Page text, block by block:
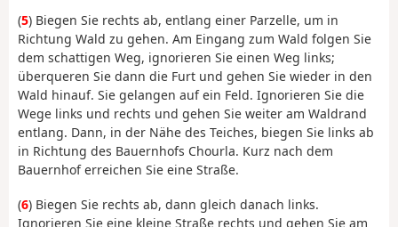
(5) Biegen Sie rechts ab, entlang einer Parzelle, um in
Richtung Wald zu gehen. Am Eingang zum Wald folgen Sie
dem schattigen Weg, ignorieren Sie einen Weg links;
überqueren Sie dann die Furt und gehen Sie wieder in den
Wald hinauf. Sie gelangen auf ein Feld. Ignorieren Sie die
Wege links und rechts und gehen Sie weiter am Waldrand
entlang. Dann, in der Nähe des Teiches, biegen Sie links ab
in Richtung des Bauernhofs Chourla. Kurz nach dem
Bauernhof erreichen Sie eine Straße.
(6) Biegen Sie rechts ab, dann gleich danach links.
Ignorieren Sie eine kleine Straße rechts und gehen Sie am